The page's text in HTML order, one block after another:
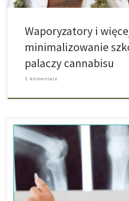
Waporyzatory i
minimalizowanie
palaczy cannabisu
1 komentarz
Izraelscy naukowcy nadal są na
badanie medycznej marihuany. W
badania, które są przeprowadzane na
oraz Uniwersytecie Tel Aviv i dzięki
oraz cannabidiol, czyli CBD